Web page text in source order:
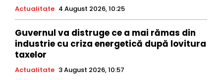
Actualitate 4 August 2026, 10:25
Guvernul va distruge ce a mai rămas din
industrie cu criza energetică după lovitura
taxelor
Actualitate 3 August 2026, 10:57